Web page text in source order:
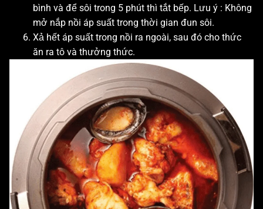
bình và để sôi trong 5 phút thì tắt bếp. Lưu ý : Không
mở nắp nồi áp suất trong thời gian đun sôi.
Xả hết áp suất trong nồi ra ngoài, sau đó cho thức
ăn ra tô và thưởng thức.